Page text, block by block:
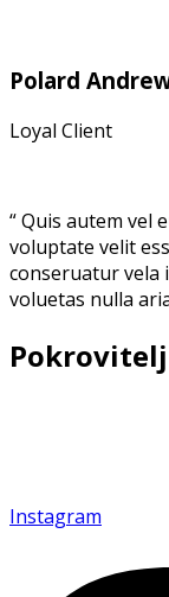
Polard
Loyal Client
“ Quis autem vel
voluptate velit
conseruatur vela
voluetas nulla
Instagram